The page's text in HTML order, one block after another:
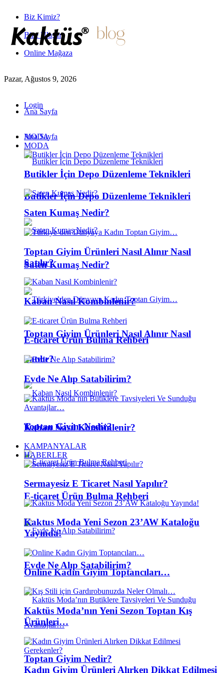
Biz Kimiz?
Bize Ulaşın
Online Mağaza
Pazar, Ağustos 9, 2026
Login
Ana Sayfa
MODA
Butikler İçin Depo Düzenleme Teknikleri
Saten Kumaş Nedir?
Toptan Giyim Ürünleri Nasıl Alınır Nasıl
Satılır?
Kaban Nasıl Kombinlenir?
E-ticaret Ürün Bulma Rehberi
Evde Ne Alıp Satabilirim?
Toptan Giyim Nedir?
Ana Sayfa
MODA
Butikler İçin Depo Düzenleme Teknikleri
Saten Kumaş Nedir?
Toptan Giyim Ürünleri Nasıl Alınır Nasıl
Satılır?
Kaban Nasıl Kombinlenir?
E-ticaret Ürün Bulma Rehberi
Evde Ne Alıp Satabilirim?
Toptan Giyim Nedir?
KAMPANYALAR
HABERLER
Sermayesiz E Ticaret Nasıl Yapılır?
Kaktus Moda Yeni Sezon 23’AW Kataloğu
Yayında!
Online Kadın Giyim Toptancıları…
Kaktüs Moda’nın Yeni Sezon Toptan Kış
Ürünleri…
Kadın Giyim Ürünleri Alırken Dikkat Edilmesi